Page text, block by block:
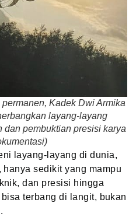
Kadek Dwi Armika
layang-layang
pembuktian presisi karya
layang-layang di dunia,
sedikit yang mampu
dan presisi hingga
terbang di langit, bukan